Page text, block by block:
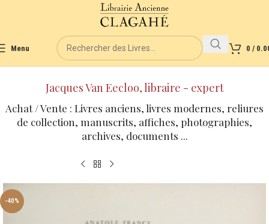
Menu 0 /
Jacques Van Eecloo, libraire - expert
Achat / Vente : Livres anciens, livres modernes, reliures
de collection, manuscrits, affiches, photographies,
archives, documents ...
-40%